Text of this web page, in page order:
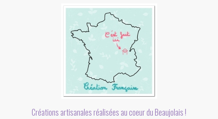
Créations artisanales réalisées au coeur du Beaujolais !